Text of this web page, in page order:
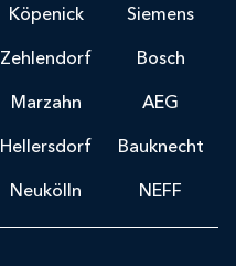
Köpenick
Zehlendorf
Marzahn
Hellersdorf
Neukölln
Siemens
Bosch
AEG
Bauknecht
NEFF